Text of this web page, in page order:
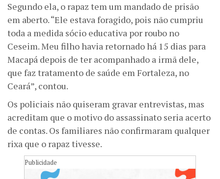
Segundo ela, o rapaz tem um mandado de prisão
em aberto. “Ele estava foragido, pois não cumpriu
toda a medida sócio educativa por roubo no
Ceseim. Meu filho havia retornado há 15 dias para
Macapá depois de ter acompanhado a irmã dele,
que faz tratamento de saúde em Fortaleza, no
Ceará”, contou.
Os policiais não quiseram gravar entrevistas, mas
acreditam que o motivo do assassinato seria acerto
de contas. Os familiares não confirmaram qualquer
rixa que o rapaz tivesse.
Publicidade